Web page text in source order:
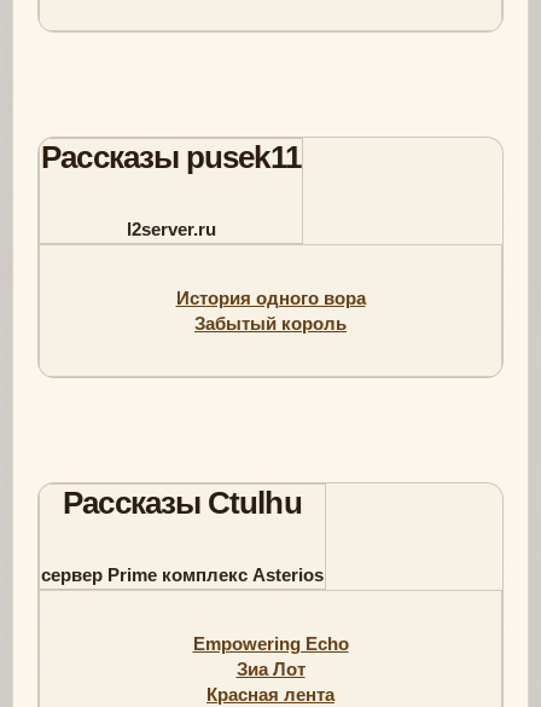
Рассказы pusek11
l2server.ru
История одного вора
Забытый король
Рассказы Ctulhu
сервер Prime комплекс Asterios
Empowering Echo
Зиа Лот
Красная лента